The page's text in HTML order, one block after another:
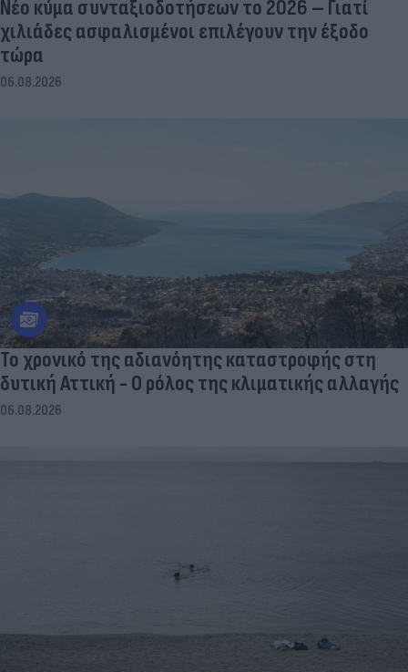
Νέο κύμα συνταξιοδοτήσεων το 2026 – Γιατί
χιλιάδες ασφαλισμένοι επιλέγουν την έξοδο
τώρα
06.08.2026
Το χρονικό της αδιανόητης καταστροφής στη
δυτική Αττική - Ο ρόλος της κλιματικής αλλαγής
06.08.2026